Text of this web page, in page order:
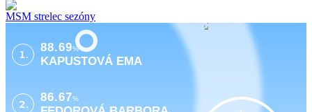
MSM strelec sezóny
1.
88.69%
KAPUSTOVÁ EMA
2.
86.67%